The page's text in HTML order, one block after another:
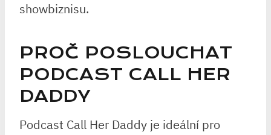
showbiznisu.
PROČ POSLOUCHAT
PODCAST CALL HER
DADDY
Podcast Call Her Daddy je ideální pro